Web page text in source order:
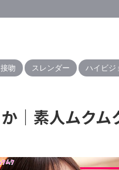
吻 スレンダー ハイビジ
｜素人ムクム